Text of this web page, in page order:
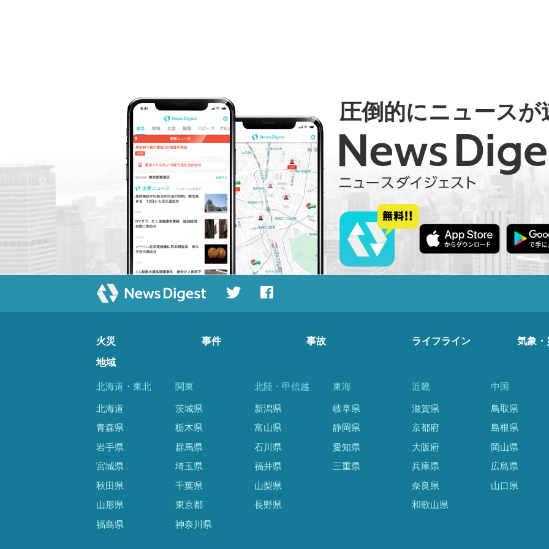
圧倒的にニュースが
火災 事件 事故 ライフライン 気象・
地域
北海道・東北
北海道
青森県
岩手県
宮城県
秋田県
山形県
福島県
関東
茨城県
栃木県
群馬県
埼玉県
千葉県
東京都
神奈川県
北陸・甲信越
新潟県
富山県
石川県
福井県
山梨県
長野県
東海
岐阜県
静岡県
愛知県
三重県
近畿
滋賀県
京都府
大阪府
兵庫県
奈良県
和歌山県
中国
鳥取県
島根県
岡山県
広島県
山口県